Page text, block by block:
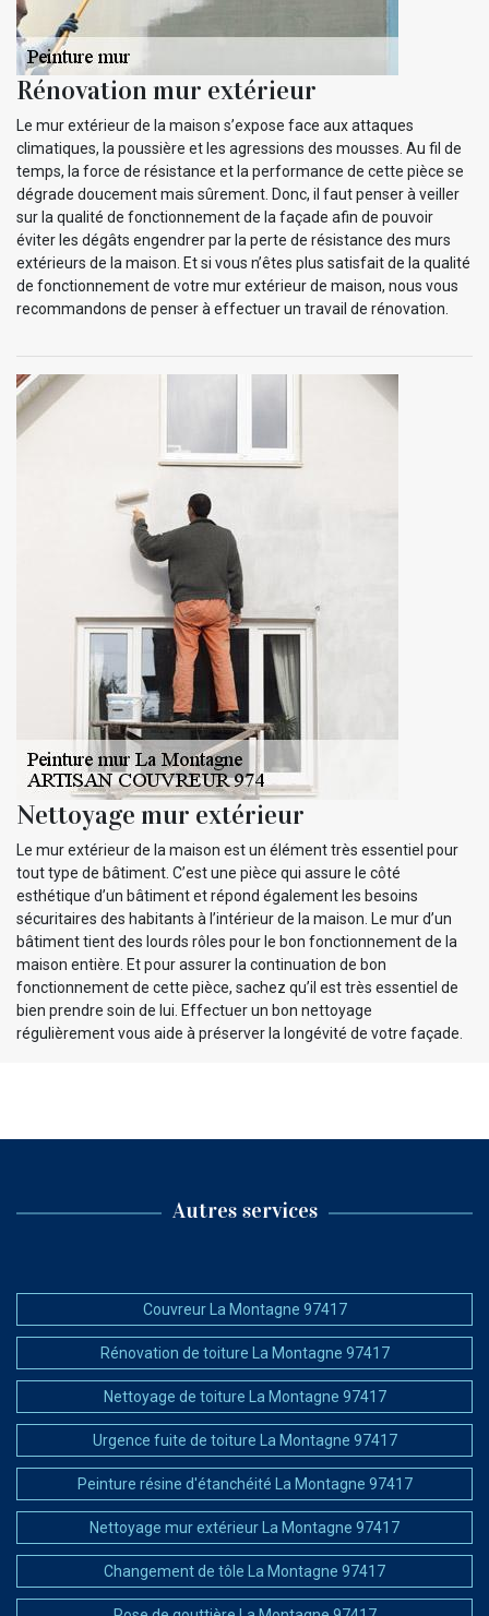
Rénovation mur extérieur
Le mur extérieur de la maison s’expose face aux attaques
climatiques, la poussière et les agressions des mousses. Au fil de
temps, la force de résistance et la performance de cette pièce se
dégrade doucement mais sûrement. Donc, il faut penser à veiller
sur la qualité de fonctionnement de la façade afin de pouvoir
éviter les dégâts engendrer par la perte de résistance des murs
extérieurs de la maison. Et si vous n’êtes plus satisfait de la qualité
de fonctionnement de votre mur extérieur de maison, nous vous
recommandons de penser à effectuer un travail de rénovation.
Nettoyage mur extérieur
Le mur extérieur de la maison est un élément très essentiel pour
tout type de bâtiment. C’est une pièce qui assure le côté
esthétique d’un bâtiment et répond également les besoins
sécuritaires des habitants à l’intérieur de la maison. Le mur d’un
bâtiment tient des lourds rôles pour le bon fonctionnement de la
maison entière. Et pour assurer la continuation de bon
fonctionnement de cette pièce, sachez qu’il est très essentiel de
bien prendre soin de lui. Effectuer un bon nettoyage
régulièrement vous aide à préserver la longévité de votre façade.
Autres services
Couvreur La Montagne 97417
Rénovation de toiture La Montagne 97417
Nettoyage de toiture La Montagne 97417
Urgence fuite de toiture La Montagne 97417
Peinture résine d'étanchéité La Montagne 97417
Nettoyage mur extérieur La Montagne 97417
Changement de tôle La Montagne 97417